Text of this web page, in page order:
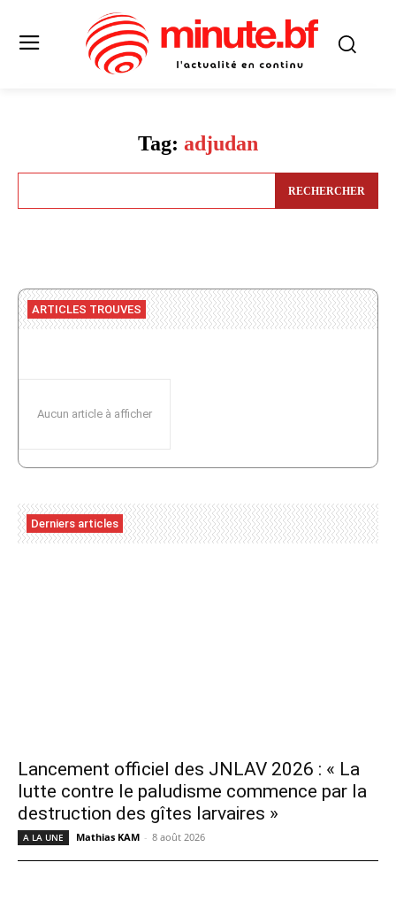
Tag: adjudan
RECHERCHER
ARTICLES TROUVES
Aucun article à afficher
Derniers articles
Lancement officiel des JNLAV 2026 : « La
lutte contre le paludisme commence par la
destruction des gîtes larvaires »
A LA UNE Mathias KAM - 8 août 2026